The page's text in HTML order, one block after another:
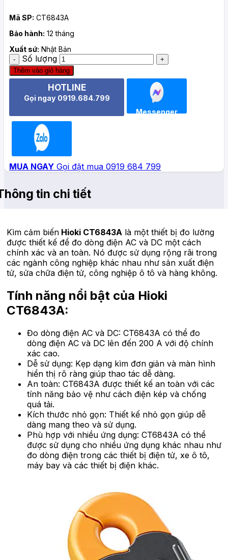
Mã SP: CT6843A
Bảo hành: 12 tháng
Xuất sứ: Nhật Bản
Số lượng
Thêm vào giỏ hàng
HOTLINE
Gọi ngay 0919.684.799
Messenger
MUA NGAY Gọi đặt mua 0919 684 799
tin chi tiết
Kìm cảm biến Hioki CT6843A là một thiết bị đo lường
được thiết kế để đo dòng điện AC và DC một cách
chính xác và an toàn. Nó được sử dụng rộng rãi trong
các ngành công nghiệp khác nhau như sản xuất điện
tử, sửa chữa điện tử, công nghiệp ô tô và hàng không.
Tính năng nổi bật của Hioki
CT6843A:
Đo dòng điện AC và DC: CT6843A có thể đo
dòng điện AC và DC lên đến 200 A với độ chính
xác cao.
Dễ sử dụng: Kẹp dạng kìm đơn giản và màn hình
hiển thị rõ ràng giúp thao tác dễ dàng.
An toàn: CT6843A được thiết kế an toàn với các
tính năng bảo vệ như cách điện kép và chống
quá tải.
Kích thước nhỏ gọn: Thiết kế nhỏ gọn giúp dễ
dàng mang theo và sử dụng.
Phù hợp với nhiều ứng dụng: CT6843A có thể
được sử dụng cho nhiều ứng dụng khác nhau như
đo dòng điện trong các thiết bị điện tử, xe ô tô,
máy bay và các thiết bị điện khác.